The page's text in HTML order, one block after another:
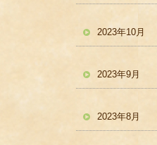
2023年10月
2023年9月
2023年8月